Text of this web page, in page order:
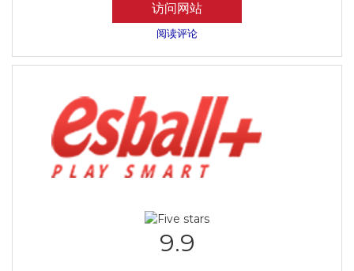
访问网站
阅读评论
9.9